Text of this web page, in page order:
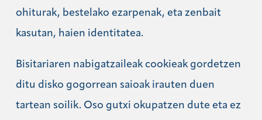
ohiturak, bestelako ezarpenak, eta zenbait
kasutan, haien identitatea.
Bisitariaren nabigatzaileak cookieak gordetzen
ditu disko gogorrean saioak irauten duen
tartean soilik. Oso gutxi okupatzen dute eta ez